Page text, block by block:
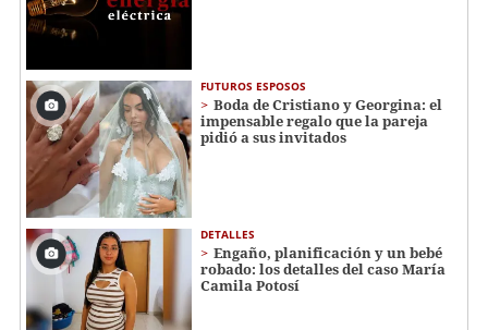
FUTUROS ESPOSOS
Boda de Cristiano y Georgina: el
impensable regalo que la pareja
pidió a sus invitados
DETALLES
Engaño, planificación y un bebé
robado: los detalles del caso María
Camila Potosí